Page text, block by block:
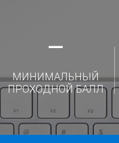
—
МИНИМАЛЬНЫЙ
ПРОХОДНОЙ БАЛЛ